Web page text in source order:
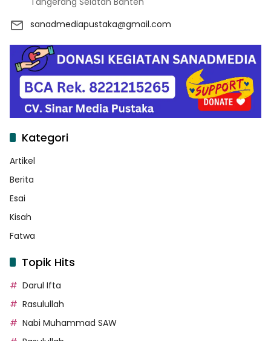
sanadmediapustaka@gmail.com
Kategori
Artikel
Berita
Esai
Kisah
Fatwa
Topik Hits
Darul Ifta
Rasulullah
Nabi Muhammad SAW